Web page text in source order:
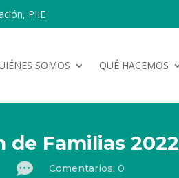
PIIE
SOMOS QUÉ HACEMOS
de Familias 2022
 Comentarios: 0